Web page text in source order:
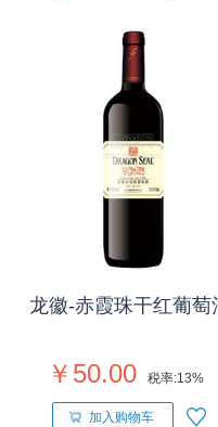
龙徽-赤霞珠干红葡萄
￥50.00 税率:13%
加入购物车